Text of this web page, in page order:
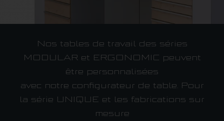
Système MODULAR
Système UNIQUE
Système LAMINAR FLOW
Nos tables de travail des séries
MODULAR et ERGONOMIC peuvent
être personnalisées
avec notre configurateur de table. Pour
la série UNIQUE et les fabrications sur
mesure